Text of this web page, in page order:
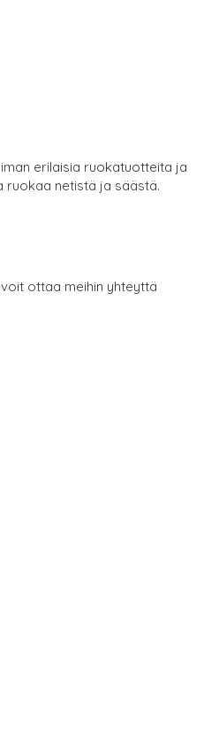
erilaisia ruokatuotteita ja
ruokaa netistä ja säästä.
ottaa meihin yhteyttä